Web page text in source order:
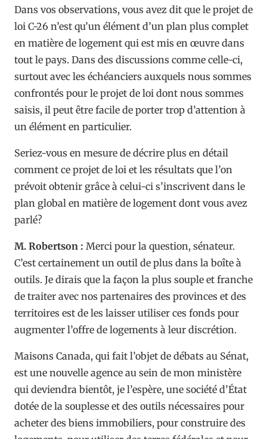
Dans vos observations, vous avez dit que le projet de
loi C-26 n’est qu’un élément d’un plan plus complet
en matière de logement qui est mis en œuvre dans
tout le pays. Dans des discussions comme celle-ci,
surtout avec les échéanciers auxquels nous sommes
confrontés pour le projet de loi dont nous sommes
saisis, il peut être facile de porter trop d’attention à
un élément en particulier.
Seriez-vous en mesure de décrire plus en détail
comment ce projet de loi et les résultats que l’on
prévoit obtenir grâce à celui-ci s’inscrivent dans le
plan global en matière de logement dont vous avez
parlé?
M. Robertson : Merci pour la question, sénateur.
C’est certainement un outil de plus dans la boîte à
outils. Je dirais que la façon la plus souple et franche
de traiter avec nos partenaires des provinces et des
territoires est de les laisser utiliser ces fonds pour
augmenter l’offre de logements à leur discrétion.
Maisons Canada, qui fait l’objet de débats au Sénat,
est une nouvelle agence au sein de mon ministère
qui deviendra bientôt, je l’espère, une société d’État
dotée de la souplesse et des outils nécessaires pour
acheter des biens immobiliers, pour construire des